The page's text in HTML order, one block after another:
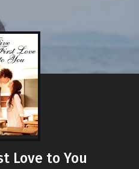
Love to You